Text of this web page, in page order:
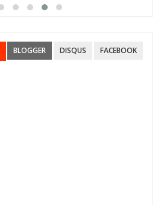
BLOGGER DISQUS FACEBOOK